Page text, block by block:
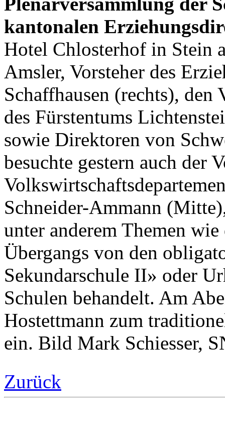
kantonalen
Hotel Chlosterhof in Stein
Amsler, Vorsteher des
Schaffhausen (rechts), den
des Fürstentums
sowie Direktoren von
besuchte gestern auch der
Schneider-Ammann
unter anderem Themen
Übergangs von den
Sekundarschule II» oder
Schulen behandelt. Am
Hostettmann zum
ein. Bild Mark Schiesser,
Zurück